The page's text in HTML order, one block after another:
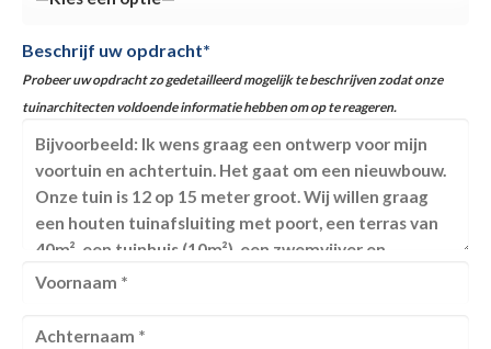
Beschrijf uw opdracht*
Probeer uw opdracht zo gedetailleerd mogelijk te beschrijven zodat onze
tuinarchitecten voldoende informatie hebben om op te reageren.